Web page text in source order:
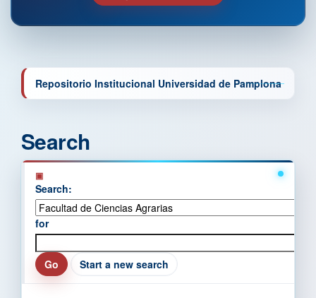
Repositorio Institucional Universidad de Pamplona
Search
Search:
for
Start a new search